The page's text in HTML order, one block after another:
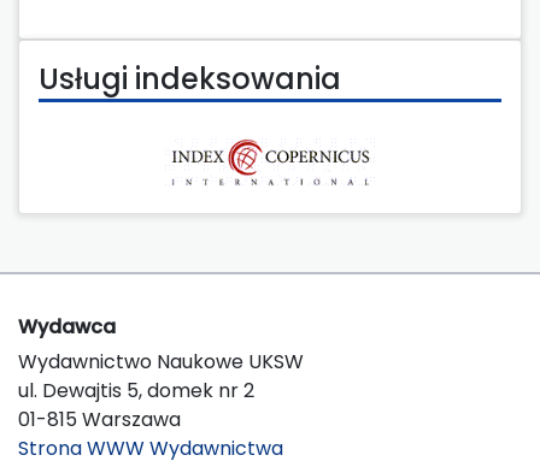
Usługi indeksowania
Wydawca
Wydawnictwo Naukowe UKSW
ul. Dewajtis 5, domek nr 2
01-815 Warszawa
Strona WWW Wydawnictwa